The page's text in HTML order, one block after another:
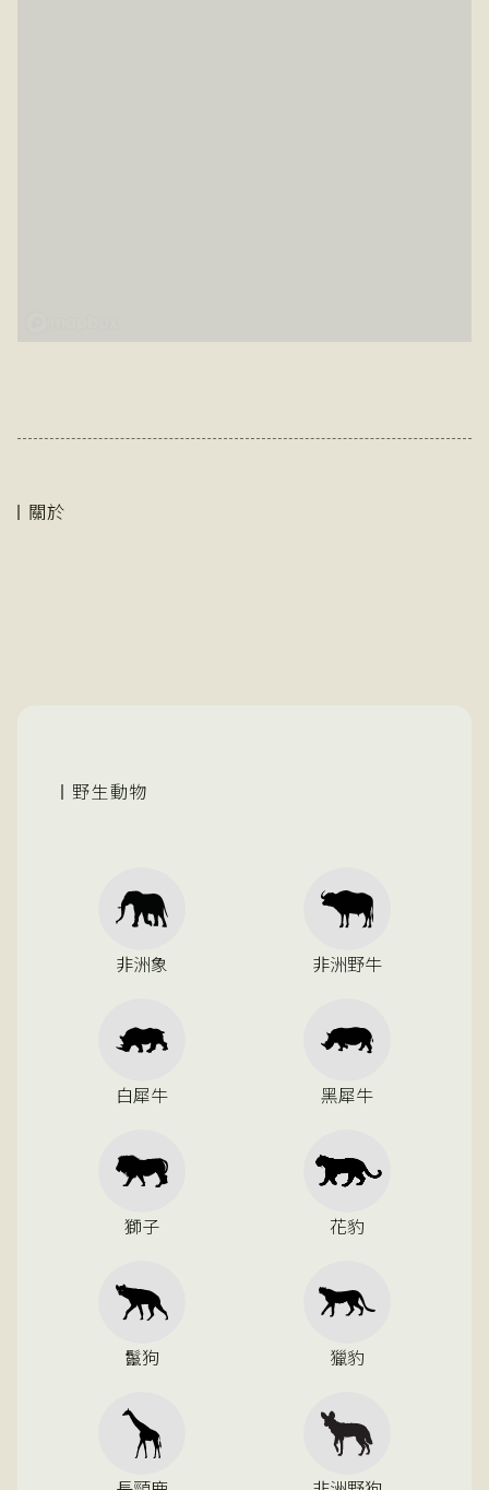
關於
野生動物
非洲象 非洲野牛
白犀牛 黑犀牛
獅子 花豹
鬣狗 獵豹